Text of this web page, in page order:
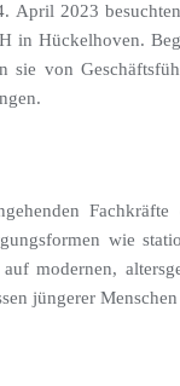
April 2023
in Hückelhoven.
sie von
wie
auf modernen,
jüngerer